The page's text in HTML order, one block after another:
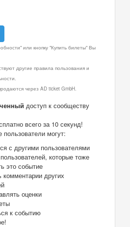
или кнопку "Купить билеты" Вы
другие правила пользования и
через AD ticket GmbH.
доступ к сообществу
всего за 10 секунд!
пользователи могут:
с другими пользователями
которые тоже
это событие
комментарии других
оценки
к событию